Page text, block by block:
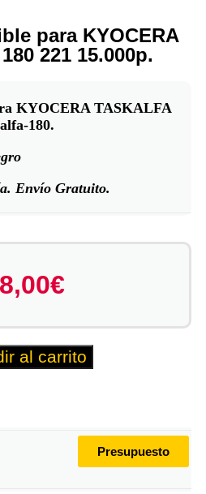
para KYOCERA
221 15.000p.
KYOCERA TASKALFA
180.
Envío Gratuito.
€
al carrito
Presupuesto